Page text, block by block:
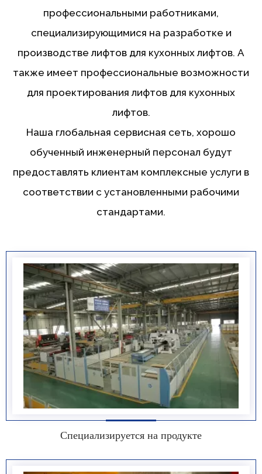
профессиональными работниками,
специализирующимися на разработке и
производстве лифтов для кухонных лифтов. А
также имеет профессиональные возможности
для проектирования лифтов для кухонных
лифтов.
Наша глобальная сервисная сеть, хорошо
обученный инженерный персонал будут
предоставлять клиентам комплексные услуги в
соответствии с установленными рабочими
стандартами.
Специализируется на продукте